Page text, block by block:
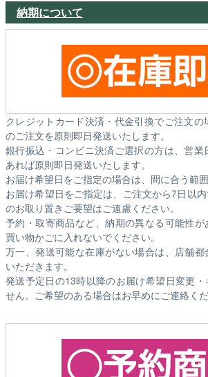
納期について
クレジットカード決済・代金引換でご注文
のご注文を原則即日発送いたします。
銀行振込・コンビニ決済ご選択の方は、営
あれば原則即日発送いたします。
お届け希望日をご指定の場合は、間に合う範
お届け希望日をご指定は、ご注文から7日以
のお取り置きご要望はご遠慮ください。
予約・取寄商品など、納期の異なる可能性
買い物かごに入れないでください。
万一、発送可能な在庫がない場合は、店舗
いただきます。
発送予定日の13時以降のお届け希望日変更
せん。ご希望のある場合はお早めにご連絡くだ